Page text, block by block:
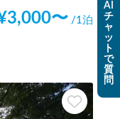
3,000〜 /1泊
AI
チ
ャ
ッ
ト
で
質
問